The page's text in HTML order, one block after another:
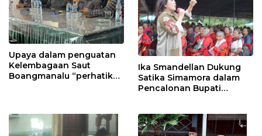
Upaya dalam penguatan
Kelembagaan Saut
Boangmanalu “perhatikan
Ika Smandellan Dukung
Satika Simamora dalam
Pencalonan Bupati